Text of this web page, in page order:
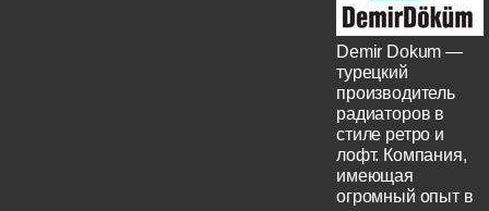
Demir Dokum —
турецкий
производитель
радиаторов в
стиле ретро и
лофт. Компания,
имеющая
огромный опыт в